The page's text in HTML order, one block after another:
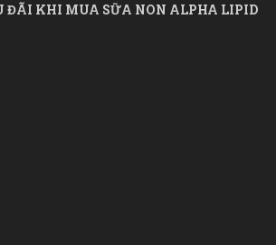
ĐÃI KHI MUA SỮA NON ALPHA LIPID